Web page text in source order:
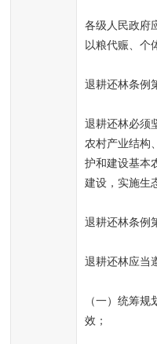
各级人民政府
以粮代赈、个
退耕还林条例
退耕还林必须
农村产业结构
护和建设基本
建设，实施生
退耕还林条例
退耕还林应当
（一）统筹
效；